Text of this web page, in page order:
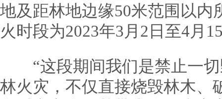
地及距林地边缘50米范围以内
火时段为2023年3月2日至4月
“这段期间我们是禁止一切
林火灾，不仅直接烧毁林木、